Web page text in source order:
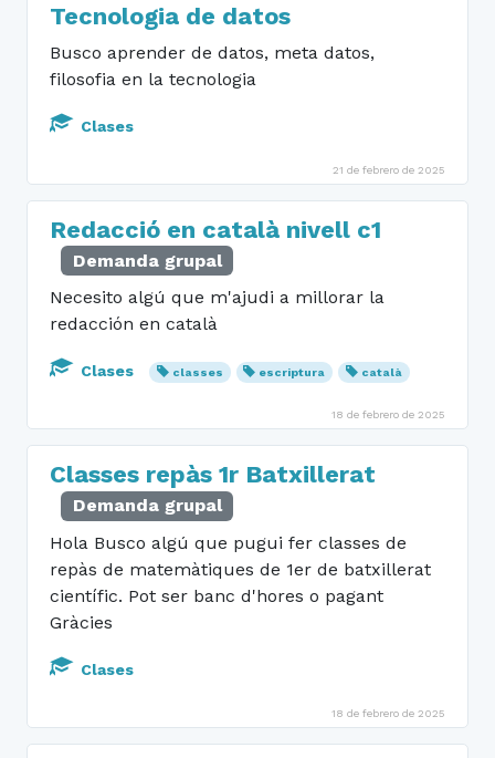
Tecnologia de datos
Busco aprender de datos, meta datos,
filosofia en la tecnologia
Clases
21 de febrero de 2025
Redacció en català nivell c1
Demanda grupal
Necesito algú que m'ajudi a millorar la
redacción en català
Clases classes escriptura català
18 de febrero de 2025
Classes repàs 1r Batxillerat
Demanda grupal
Hola Busco algú que pugui fer classes de
repàs de matemàtiques de 1er de batxillerat
científic. Pot ser banc d'hores o pagant
Gràcies
Clases
18 de febrero de 2025